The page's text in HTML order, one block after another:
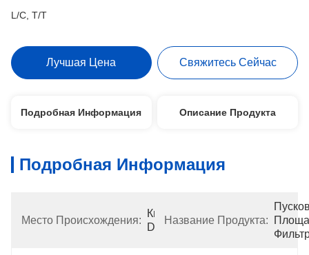
L/C, T/T
Лучшая Цена Свяжитесь Сейчас
Подробная Информация Описание Продукта
Подробная Информация
Место Происхождения:
Китай
Dongguan
Название Продукта: